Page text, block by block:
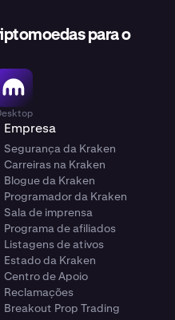
para o
Empresa
Segurança da Kraken
Carreiras na Kraken
Blogue da Kraken
Programador da Kraken
Sala de imprensa
Programa de afiliados
Listagens de ativos
Estado da Kraken
Centro de Apoio
Reclamações
Breakout Prop Trading